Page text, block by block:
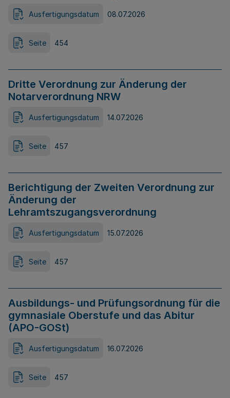
Ausfertigungsdatum 08.07.2026
Seite 454
Dritte Verordnung zur Änderung der
Notarverordnung NRW
Ausfertigungsdatum 14.07.2026
Seite 457
Berichtigung der Zweiten Verordnung zur
Änderung der
Lehramtszugangsverordnung
Ausfertigungsdatum 15.07.2026
Seite 457
Ausbildungs- und Prüfungsordnung für die
gymnasiale Oberstufe und das Abitur
(APO-GOSt)
Ausfertigungsdatum 16.07.2026
Seite 457